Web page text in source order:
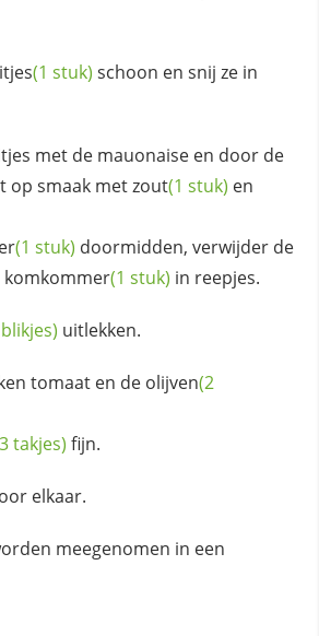
(1 stuk) schoon en snij ze in
met de mauonaise en door de
op smaak metzout(1 stuk) en
(1 stuk) doormidden, verwijder de
komkommer(1 stuk) in reepjes.
uitlekken.
tomaat en de olijven(2
takjes) fijn.
elkaar.
meegenomen in een